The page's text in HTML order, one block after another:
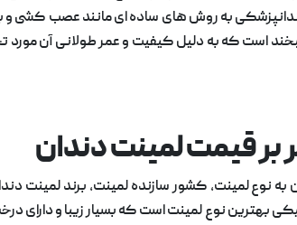
به روش های ساده ای مانند عصب کشی و
است که به دلیل کیفیت و عمر طولانی آن مورد
بر قیمت لمینت دندان
نوع لمینت، کشور سازنده لمینت، برند لمینت
بهترین نوع لمینت است که بسیار زیبا و دارای